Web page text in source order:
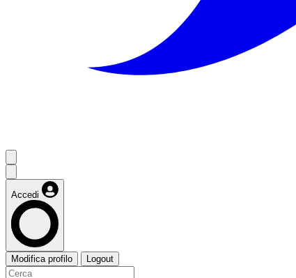
Accedi
Modifica profilo Logout